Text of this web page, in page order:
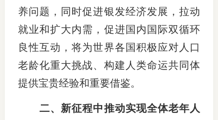
养问题，同时促进银发经济发展，拉动
就业和扩大内需，促进国内国际双循环
良性互动，将为世界各国积极应对人口
老龄化重大挑战、构建人类命运共同体
提供宝贵经验和重要借鉴。
二、新征程中推动实现全体老年人